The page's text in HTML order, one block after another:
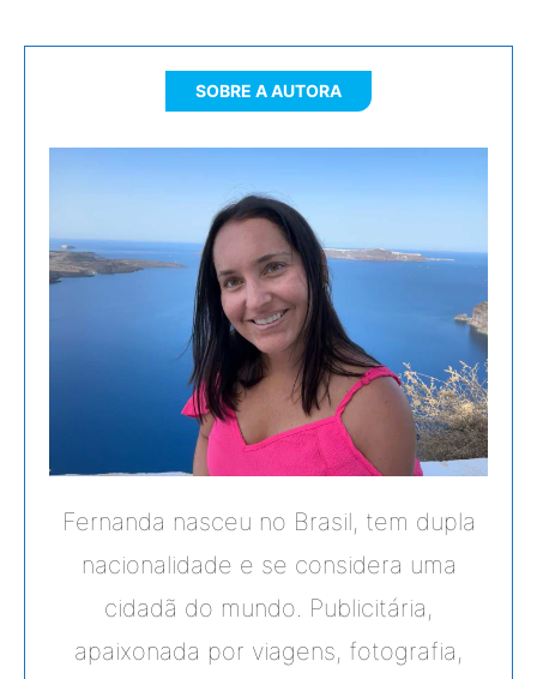
SOBRE A AUTORA
Fernanda nasceu no Brasil, tem dupla
nacionalidade e se considera uma
cidadã do mundo. Publicitária,
apaixonada por viagens, fotografia,